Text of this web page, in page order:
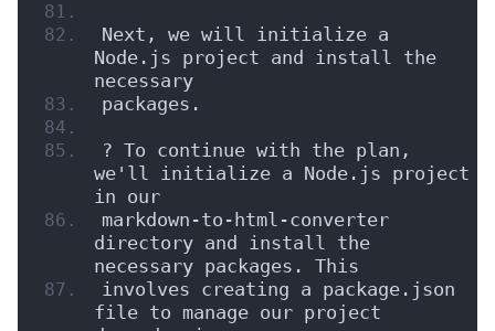
Next, we will initialize a
Node.js project and install the
necessary
packages.
? To continue with the plan,
we'll initialize a Node.js project
in our
markdown-to-html-converter
directory and install the
necessary packages. This
involves creating a package.json
file to manage our project